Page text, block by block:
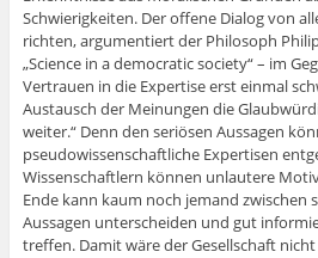
Schwierigkeiten. Der offene Dialog von
richten, argumentiert der Philosoph
„Science in a democratic society“ – im
Vertrauen in die Expertise erst einmal
Austausch der Meinungen die
weiter.“ Denn den seriösen Aussagen
pseudowissenschaftliche Expertisen
Wissenschaftlern können unlautere
Ende kann kaum noch jemand zwischen
Aussagen unterscheiden und gut
treffen. Damit wäre der Gesellschaft